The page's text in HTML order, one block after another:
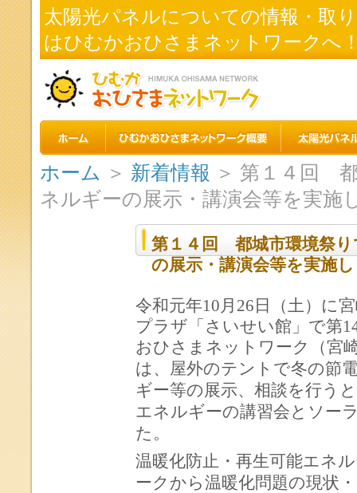
太陽光パネルについての情報・取
はひむかおひさまネットワークへ
ホーム ＞ 新着情報 ＞ 第１４回
ネルギーの展示・講演会等を実施
第１４回 都城市環境祭り
の展示・講演会等を実施
令和元年10月26日（土）に
プラザ「さいせい館」で第
おひさまネットワーク（宮
は、屋外のテントで冬の節
ギー等の展示、相談を行う
エネルギーの講習会とソー
た。
温暖化防止・再生可能エネ
ークから温暖化問題の現状